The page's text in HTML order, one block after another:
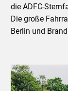
die ADFC-
Die große
Berlin und